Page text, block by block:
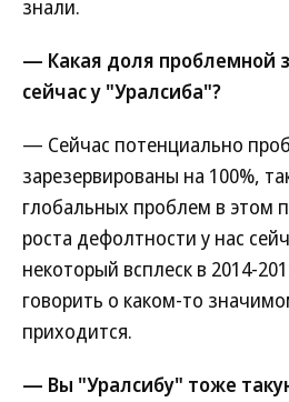
знали.
— Какая доля проблемной
сейчас у "Уралсиба"?
— Сейчас потенциально
зарезервированы на 100%,
глобальных проблем в этом
роста дефолтности у нас
некоторый всплеск в 2014-
говорить о каком-то
приходится.
— Вы "Уралсибу" тоже